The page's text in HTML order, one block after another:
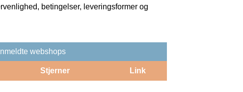
betingelser, leveringsformer og
webshops
Stjerner Link